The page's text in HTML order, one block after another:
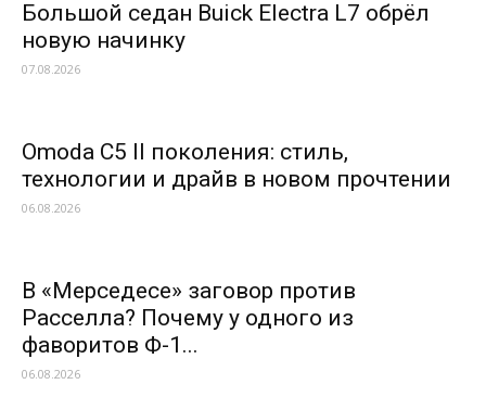
Большой седан Buick Electra L7 обрёл
новую начинку
07.08.2026
Omoda C5 II поколения: стиль,
технологии и драйв в новом прочтении
06.08.2026
В «Мерседесе» заговор против
Расселла? Почему у одного из
фаворитов Ф-1...
06.08.2026